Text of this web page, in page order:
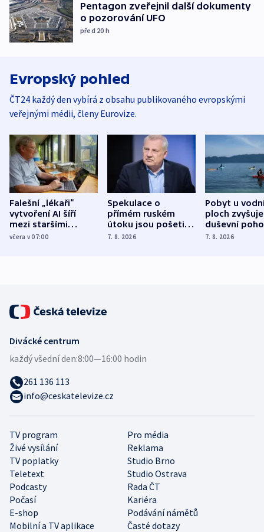
Pentagon zveřejnil další dokumenty
o pozorování UFO
před 20 h
Evropský pohled
ČT24 každý den vybírá z obsahu publikovaného evropskými
veřejnými médii, členy Eurovize.
Falešní „lékaři“
vytvoření AI šíří
mezi staršími
Poláky nebezpečné
včera v 07:00
Spekulace o
přímém ruském
útoku jsou pošetilé,
míní estonský
7. 8. 2026
Pobyt u
ploch zvyšuje
duševní
ukázala
7. 8. 2026
TV program
Pro média
Živé vysílání
Reklama
TV poplatky
Studio Brno
Teletext
Studio Ostrava
Podcasty
Rada ČT
Počasí
Kariéra
E-shop
Podávání námětů
Mobilní a TV aplikace
Časté dotazy
Divácké centrum
každý všední den:8:00—16:00 hodin
261 136 113
info@ceskatelevize.cz